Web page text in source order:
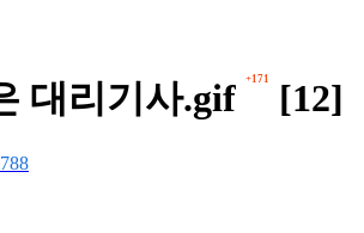
대리기사.gif +171 [12]